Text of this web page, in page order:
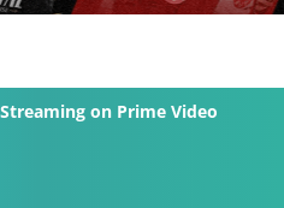
on Prime Video